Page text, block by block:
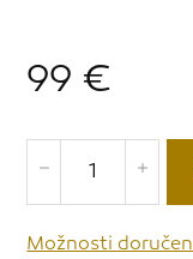
99 €
Možnosti